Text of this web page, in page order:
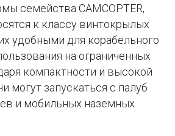
семейства CAMCOPTER,
к классу винтокрылых
удобными для корабельного
на ограниченных
компактности и высокой
могут запускаться с палуб
и мобильных наземных